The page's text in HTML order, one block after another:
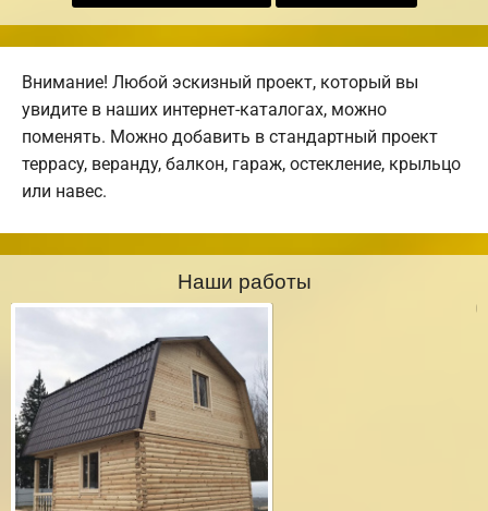
Внимание! Любой эскизный проект, который вы
увидите в наших интернет-каталогах, можно
поменять. Можно добавить в стандартный проект
террасу, веранду, балкон, гараж, остекление, крыльцо
или навес.
Наши работы